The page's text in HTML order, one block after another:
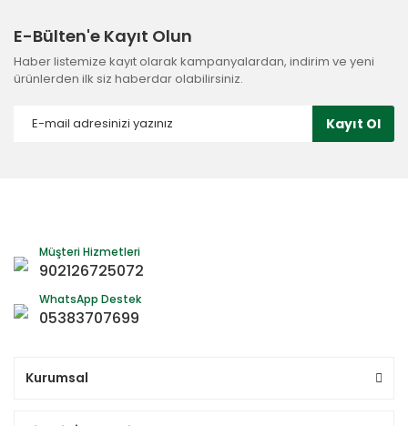
E-Bülten'e Kayıt Olun
Haber listemize kayıt olarak kampanyalardan, indirim ve yeni
ürünlerden ilk siz haberdar olabilirsiniz.
Kayıt Ol
Müşteri Hizmetleri
902126725072
WhatsApp Destek
05383707699
Kurumsal